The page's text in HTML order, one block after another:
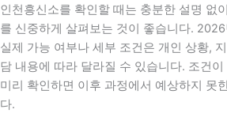
인천흥신소를 확인할 때는 충분한 설명 없
를 신중하게 살펴보는 것이 좋습니다.
실제 가능 여부나 세부 조건은 개인 상황,
담 내용에 따라 달라질 수 있습니다. 조건
미리 확인하면 이후 과정에서 예상하지 못
다.